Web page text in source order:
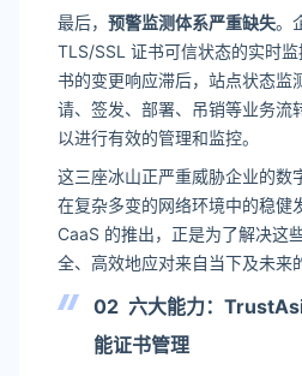
最后， 预警监测体系严重缺失。
TLS/SSL 证书可信状态的实时
书的变更响应滞后，站点状态监
请、签发、部署、吊销等业务流
以进行有效的管理和监控。
这三座冰山正严重威胁企业的数
在复杂多变的网络环境中的稳健
CaaS 的推出，正是为了解决这
全、高效地应对来自当下及未来
02 六大能力：
能证书管理